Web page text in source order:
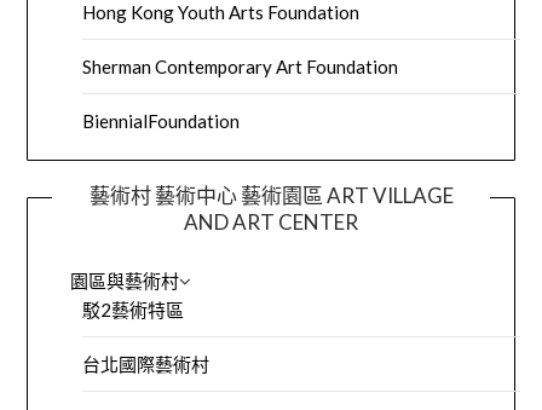
Hong Kong Youth Arts Foundation
Sherman Contemporary Art Foundation
BiennialFoundation
藝術村 藝術中心 藝術園區 ART VILLAGE
AND ART CENTER
園區與藝術村
駁2藝術特區
台北國際藝術村